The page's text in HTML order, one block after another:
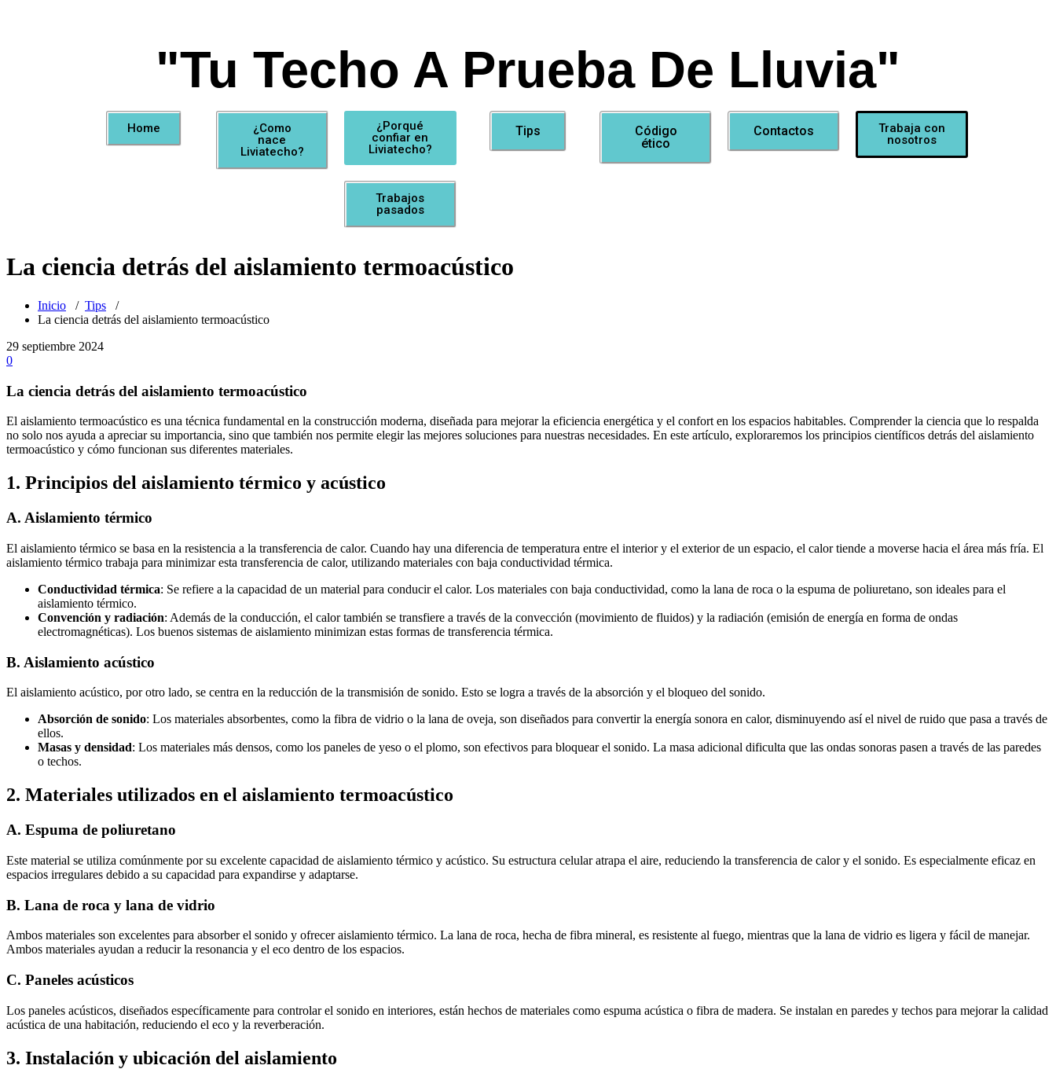
"Tu Techo A Prueba De Lluvia"
Home
¿Como
nace
Liviatecho?
¿Porqué
confiar en
Liviatecho?
Trabajos
pasados
Tips
Código
ético
Contactos
Trabaja con
nosotros
La ciencia detrás del aislamiento termoacústico
Inicio / Tips /
La ciencia detrás del aislamiento termoacústico
29 septiembre 2024
0
La ciencia detrás del aislamiento termoacústico
El aislamiento termoacústico es una técnica fundamental en la construcción moderna, diseñada para mejorar la eficiencia energética y el confort en los espacios habitables. Comprender la ciencia que lo respalda
no solo nos ayuda a apreciar su importancia, sino que también nos permite elegir las mejores soluciones para nuestras necesidades. En este artículo, exploraremos los principios científicos detrás del aislamiento
termoacústico y cómo funcionan sus diferentes materiales.
1. Principios del aislamiento térmico y acústico
A. Aislamiento térmico
El aislamiento térmico se basa en la resistencia a la transferencia de calor. Cuando hay una diferencia de temperatura entre el interior y el exterior de un espacio, el calor tiende a moverse hacia el área más fría. El
aislamiento térmico trabaja para minimizar esta transferencia de calor, utilizando materiales con baja conductividad térmica.
Conductividad térmica: Se refiere a la capacidad de un material para conducir el calor. Los materiales con baja conductividad, como la lana de roca o la espuma de poliuretano, son ideales para el
aislamiento térmico.
Convención y radiación: Además de la conducción, el calor también se transfiere a través de la convección (movimiento de fluidos) y la radiación (emisión de energía en forma de ondas
electromagnéticas). Los buenos sistemas de aislamiento minimizan estas formas de transferencia térmica.
B. Aislamiento acústico
El aislamiento acústico, por otro lado, se centra en la reducción de la transmisión de sonido. Esto se logra a través de la absorción y el bloqueo del sonido.
Absorción de sonido: Los materiales absorbentes, como la fibra de vidrio o la lana de oveja, son diseñados para convertir la energía sonora en calor, disminuyendo así el nivel de ruido que pasa a través de
ellos.
Masas y densidad: Los materiales más densos, como los paneles de yeso o el plomo, son efectivos para bloquear el sonido. La masa adicional dificulta que las ondas sonoras pasen a través de las paredes
o techos.
2. Materiales utilizados en el aislamiento termoacústico
A. Espuma de poliuretano
Este material se utiliza comúnmente por su excelente capacidad de aislamiento térmico y acústico. Su estructura celular atrapa el aire, reduciendo la transferencia de calor y el sonido. Es especialmente eficaz en
espacios irregulares debido a su capacidad para expandirse y adaptarse.
B. Lana de roca y lana de vidrio
Ambos materiales son excelentes para absorber el sonido y ofrecer aislamiento térmico. La lana de roca, hecha de fibra mineral, es resistente al fuego, mientras que la lana de vidrio es ligera y fácil de manejar.
Ambos materiales ayudan a reducir la resonancia y el eco dentro de los espacios.
C. Paneles acústicos
Los paneles acústicos, diseñados específicamente para controlar el sonido en interiores, están hechos de materiales como espuma acústica o fibra de madera. Se instalan en paredes y techos para mejorar la calidad
acústica de una habitación, reduciendo el eco y la reverberación.
3. Instalación y ubicación del aislamiento